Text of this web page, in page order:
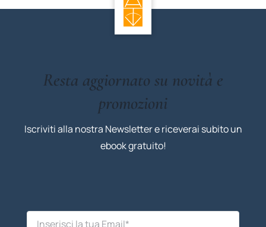
Resta aggiornato su novità e
promozioni
Iscriviti alla nostra Newsletter e riceverai subito un
ebook gratuito!